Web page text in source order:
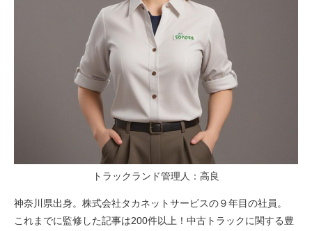
トラックランド管理人：高良
神奈川県出身。株式会社タカネットサービスの９年目の社員。
これまでに監修した記事は200件以上！中古トラックに関する豊